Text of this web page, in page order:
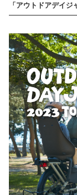
「アウトドアデイジ